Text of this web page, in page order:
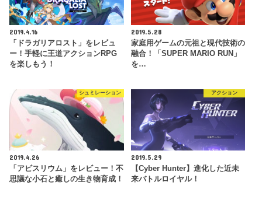
2019.4.16
「ドラガリアロスト」をレビュ
ー！手軽に王道アクションRPG
を楽しもう！
2019.5.28
家庭用ゲームの元祖と現代技術の
融合！「SUPER MARIO RUN」
を…
シュミレーション
2019.4.26
「アビスリウム」をレビュー！不
思議な小石と癒しの生き物育成！
アクション
2019.5.29
【Cyber Hunter】進化した近未
来バトルロイヤル！